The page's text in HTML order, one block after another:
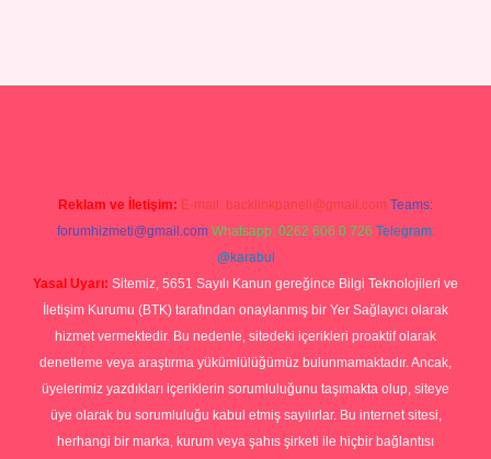
Reklam ve İletişim: E-mail: backlinkpaneli@gmail.com Teams:
forumhizmeti@gmail.com Whatsapp: 0262 606 0 726 Telegram:
@karabul
Yasal Uyarı: Sitemiz, 5651 Sayılı Kanun gereğince Bilgi Teknolojileri ve
İletişim Kurumu (BTK) tarafından onaylanmış bir Yer Sağlayıcı olarak
hizmet vermektedir. Bu nedenle, sitedeki içerikleri proaktif olarak
denetleme veya araştırma yükümlülüğümüz bulunmamaktadır. Ancak,
üyelerimiz yazdıkları içeriklerin sorumluluğunu taşımakta olup, siteye
üye olarak bu sorumluluğu kabul etmiş sayılırlar. Bu internet sitesi,
herhangi bir marka, kurum veya şahıs şirketi ile hiçbir bağlantısı